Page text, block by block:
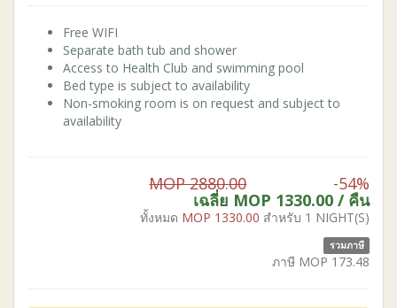
Free WIFI
Separate bath tub and shower
Access to Health Club and swimming pool
Bed type is subject to availability
Non-smoking room is on request and subject to
availability
MOP 2880.00 -54%
เฉลี่ย MOP 1330.00 / คืน
ทั้งหมด MOP 1330.00 สำหรับ 1 NIGHT(S)
รวมภาษี
ภาษี MOP 173.48